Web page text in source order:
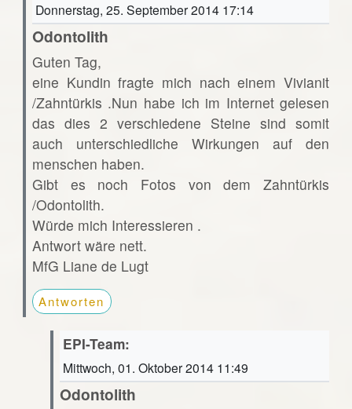
Donnerstag, 25. September 2014 17:14
Odontolith
Guten Tag,
eine Kundin fragte mich nach einem Vivianit
/Zahntürkis .Nun habe ich im Internet gelesen
das dies 2 verschiedene Steine sind somit
auch unterschiedliche Wirkungen auf den
menschen haben.
Gibt es noch Fotos von dem Zahntürkis
/Odontolith.
Würde mich Interessieren .
Antwort wäre nett.
MfG Liane de Lugt
Antworten
EPI-Team:
Mittwoch, 01. Oktober 2014 11:49
Odontolith